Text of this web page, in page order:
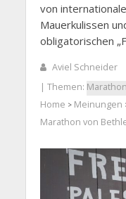
von
Mauerkulissen
obligatorischen
Aviel Schneider
| Themen: Marathon
Home > Meinungen
Marathon von